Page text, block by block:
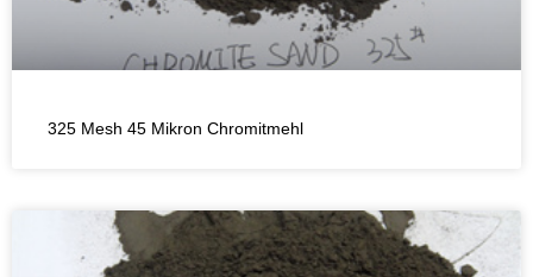
325 Mesh 45 Mikron Chromitmehl